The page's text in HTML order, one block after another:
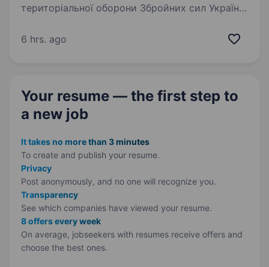
територіальної оборони Збройних сил України
з першого дня повномасштабного вторгнення
6 hrs. ago
Your resume — the first step to
a new job
It takes no more than 3 minutes
To create and publish your resume.
Privacy
Post anonymously, and no one will recognize you.
Transparency
See which companies have viewed your resume.
8 offers every week
On average, jobseekers with resumes receive offers and
choose the best ones.